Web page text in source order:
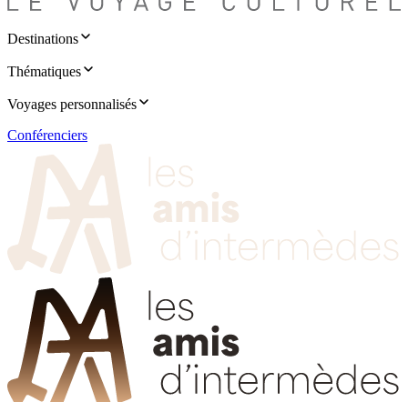
Destinations
Thématiques
Voyages personnalisés
Conférenciers